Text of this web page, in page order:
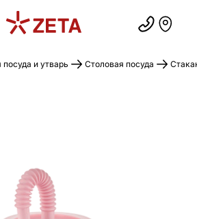
посуда и утварь Столовая посуда